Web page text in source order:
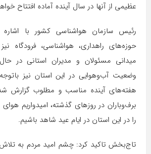
عظیمی از آنها در سال آینده آماده افتتاح
رئیس سازمان هواشناسی کشور با اشاره
حوزه‌های راهداری، هواشناسی، فرودگاه
میدانی مسئولان و مدیران استانی در
وضعیت آب‌وهوایی در این استان نیز
هفته‌های آینده مناسب و مطلوب گزارش
برف‌وباران در روزهای گذشته، امیدواریم
را در این استان در ایام عید شاهد باشیم.
تاج‌بخش تاکید کرد: چشم امید مردم به